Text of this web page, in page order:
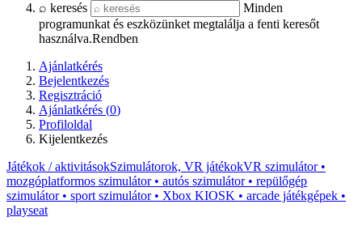
⌕ keresés
Minden
programunkat és eszközünket megtalálja a fenti keresőt
használva.Rendben
Ajánlatkérés
Bejelentkezés
Regisztráció
Ajánlatkérés (0)
Profiloldal
Kijelentkezés
Játékok / aktivitásokSzimulátorok, VR játékokVR szimulátor •
mozgóplatformos szimulátor • autós szimulátor • repülőgép
szimulátor • sport szimulátor • Xbox KIOSK • arcade játékgépek •
playseat